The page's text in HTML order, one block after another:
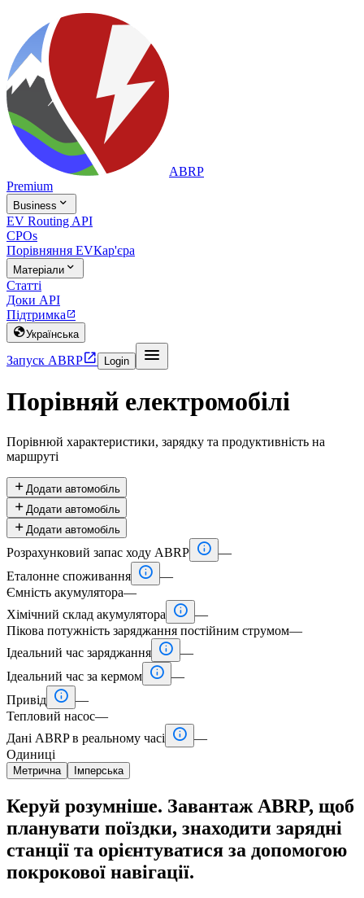
ABRP
Premium
Business 
EV Routing API
CPOs
Порівняння EVКар'єра
Матеріали 
Статті
Доки API
Підтримка 
Українська
Запуск ABRP Login 
Порівняй електромобілі
Порівнюй характеристики, зарядку та продуктивність на
маршруті
 Додати автомобіль
 Додати автомобіль
 Додати автомобіль
Розрахунковий запас ходу ABRP  —
Еталонне споживання  —
Ємність акумулятора—
Хімічний склад акумулятора
 —
Пікова потужність заряджання постійним струмом—
Ідеальний час заряджання  —
Ідеальний час за кермом  —
Привід  —
Тепловий насос—
Дані ABRP в реальному часі
 —
Одиниці
Метрична Імперська
Керуй розумніше. Завантаж ABRP, щоб
планувати поїздки, знаходити зарядні
станції та орієнтуватися за допомогою
покрокової навігації.